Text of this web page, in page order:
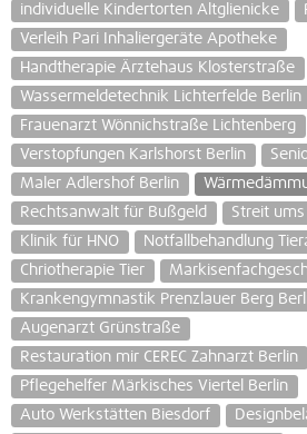
individuelle Kindertorten Altglienicke
Verleih Pari Inhaliergeräte Apotheke
Handtherapie Ärztehaus Klosterstraße
Wassermeldetechnik Lichterfelde Berlin
Frauenarzt Wönnichstraße Lichtenberg
Verstopfungen Karlshorst Berlin
Maler Adlershof Berlin
Rechtsanwalt für Bußgeld
Streit ums
Klinik für HNO
Notfallbehandlung
Chriotherapie Tier
Krankengymnastik Prenzlauer Berg
Augenarzt Grünstraße
Restauration mir CEREC Zahnarzt Berlin
Pflegehelfer Märkisches Viertel Berlin
Auto Werkstätten Biesdorf